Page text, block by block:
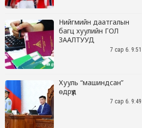
Нийгмийн даатгалын
багц хуулийн ГОЛ
ЗААЛТУУД
7 сар 6. 9:51
Хууль “машиндсан”
өдрүүд
7 сар 6. 9:49